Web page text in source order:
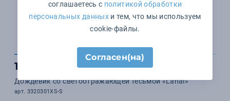
1 206 ₽
Дождевик со светоотражающей тесьмой «Lanai»
арт. 3320301XS-S
соглашаетесь с политикой обработки
персональных данныхи тем, что мы используем
cookie-файлы.
Согласен(на)